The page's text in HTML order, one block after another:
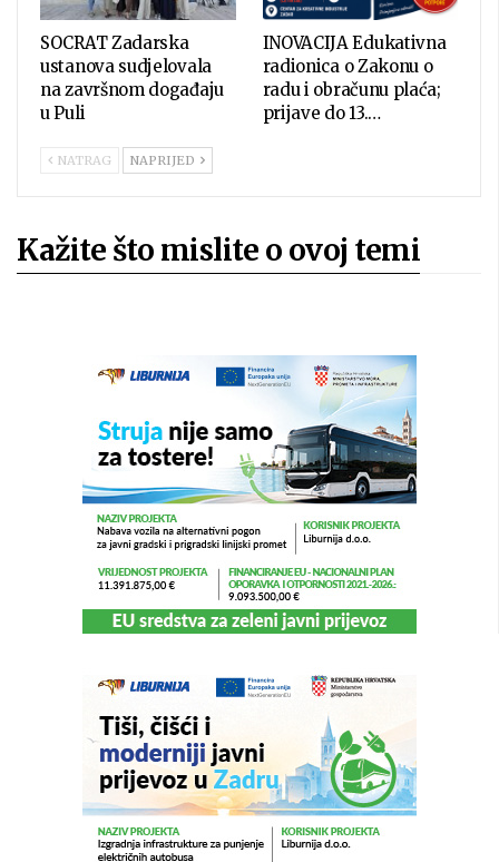
SOCRAT Zadarska
ustanova sudjelovala
na završnom događaju
u Puli
INOVACIJA Edukativna
radionica o Zakonu o
radu i obračunu plaća;
prijave do 13.…
NATRAG NAPRIJED
Kažite što mislite o ovoj temi